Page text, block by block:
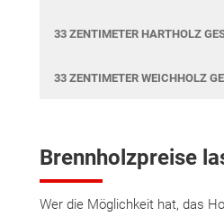
33 ZENTIMETER HARTHOLZ
33 ZENTIMETER WEICHHOLZ
Brennholzpreise
Wer die Möglichkeit hat, das